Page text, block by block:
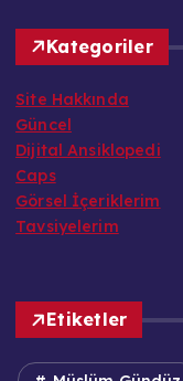
Kategoriler
Site Hakkında
Güncel
Dijital Ansiklopedi
Caps
Görsel İçeriklerim
Tavsiyelerim
Etiketler
Müslüm Gündüz